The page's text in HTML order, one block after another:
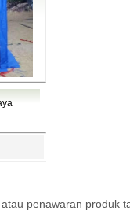
penawaran produk